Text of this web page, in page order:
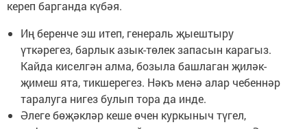
кереп барганда күбәя.
Иң беренче эш итеп, генераль җыештыру
үткәрегез, барлык азык-төлек запасын карагыз.
Кайда киселгән алма, бозыла башлаган җиләк-
җимеш ята, тикшерегез. Нәкъ менә алар чебеннәр
таралуга нигез булып тора да инде.
Әлеге бөҗәкләр кеше өчен куркыныч түгел,